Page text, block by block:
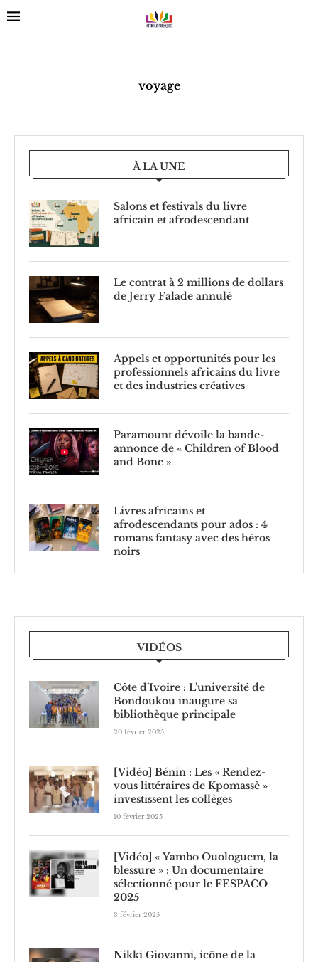
voyage
À LA UNE
Salons et festivals du livre
africain et afrodescendant
Le contrat à 2 millions de dollars
de Jerry Falade annulé
Appels et opportunités pour les
professionnels africains du livre
et des industries créatives
Paramount dévoile la bande-
annonce de « Children of Blood
and Bone »
Livres africains et
afrodescendants pour ados : 4
romans fantasy avec des héros
noirs
VIDÉOS
Côte d’Ivoire : L’université de
Bondoukou inaugure sa
bibliothèque principale
20 février 2025
[Vidéo] Bénin : Les « Rendez-
vous littéraires de Kpomassè »
investissent les collèges
10 février 2025
[Vidéo] « Yambo Ouologuem, la
blessure » : Un documentaire
sélectionné pour le FESPACO
2025
3 février 2025
Nikki Giovanni, icône de la